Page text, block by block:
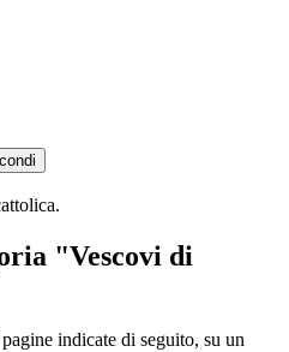
"Vescovi di
indicate di seguito, su un